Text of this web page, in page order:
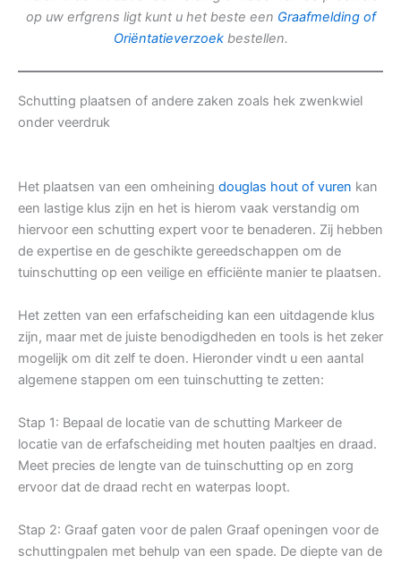
op uw erfgrens ligt kunt u het beste een Graafmelding of
Oriëntatieverzoekbestellen.
Schutting plaatsen of andere zaken zoals hek zwenkwiel
onder veerdruk
Het plaatsen van een omheining douglas hout of vuren kan
een lastige klus zijn en het is hierom vaak verstandig om
hiervoor een schutting expert voor te benaderen. Zij hebben
de expertise en de geschikte gereedschappen om de
tuinschutting op een veilige en efficiënte manier te plaatsen.
Het zetten van een erfafscheiding kan een uitdagende klus
zijn, maar met de juiste benodigdheden en tools is het zeker
mogelijk om dit zelf te doen. Hieronder vindt u een aantal
algemene stappen om een tuinschutting te zetten:
Stap 1: Bepaal de locatie van de schutting Markeer de
locatie van de erfafscheiding met houten paaltjes en draad.
Meet precies de lengte van de tuinschutting op en zorg
ervoor dat de draad recht en waterpas loopt.
Stap 2: Graaf gaten voor de palen Graaf openingen voor de
schuttingpalen met behulp van een spade. De diepte van de